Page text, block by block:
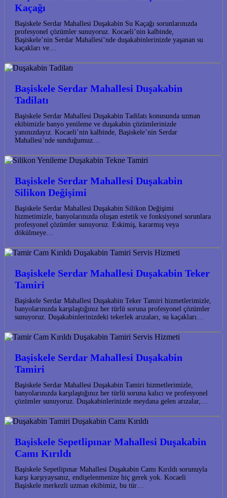
Kaçağı
Başiskele Serdar Mahallesi Duşakabin Su Kaçağı sorunlarınızda
profesyonel çözümler sunuyoruz. Kocaeli’nin kalbinde,
Başiskele’nin Serdar Mahallesi’nde duşakabinlerinizde yaşanan su
kaçakları ve…
Başiskele Serdar Mahallesi Duşakabin
Tadilatı
Başiskele Serdar Mahallesi Duşakabin Tadilatı konusunda uzman
ekibimizle banyo yenileme ve duşakabin çözümlerinizde
yanınızdayız. Kocaeli’nin kalbinde, Başiskele’nin Serdar
Mahallesi’nde sunduğumuz…
Başiskele Serdar Mahallesi Duşakabin
Silikon Değişimi
Başiskele Serdar Mahallesi Duşakabin Silikon Değişimi
hizmetimizle, banyolarınızda oluşan estetik ve fonksiyonel sorunlara
profesyonel çözümler sunuyoruz. Eskimiş, kararmış veya
dökülmeye…
Başiskele Serdar Mahallesi Duşakabin Teker
Tamiri
Başiskele Serdar Mahallesi Duşakabin Teker Tamiri hizmetlerimizle,
banyolarınızda karşılaştığınız her türlü soruna profesyonel çözümler
sunuyoruz. Duşakabinlerinizdeki tekerlek arızaları, su kaçakları…
Başiskele Serdar Mahallesi Duşakabin
Tamiri
Başiskele Serdar Mahallesi Duşakabin Tamiri hizmetlerimizle,
banyolarınızda karşılaştığınız her türlü soruna kalıcı ve profesyonel
çözümler sunuyoruz. Duşakabinlerinizde meydana gelen arızalar,…
Başiskele Sepetlipınar Mahallesi Duşakabin
Camı Kırıldı
Başiskele Sepetlipınar Mahallesi Duşakabin Camı Kırıldı sorunuyla
karşı karşıyaysanız, endişelenmenize hiç gerek yok. Kocaeli
Başiskele merkezli uzman ekibimiz, bu tür…